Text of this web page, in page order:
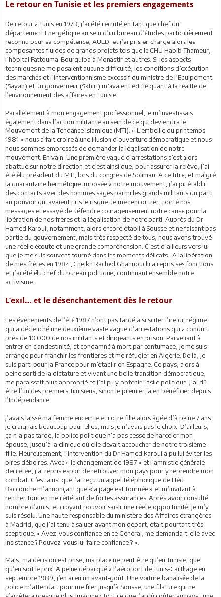
Le retour en Tunisie et les premiers engagements
De retour à Tunis en 1978, j’ai été recruté en tant que chef du
département Energétique au sein d’un bureau d’études particulièrement
reconnu pour sa compétence, AUED, et j’ai pris en charge alors les
composantes fluides de grands projets tels que le CHU Habib-Thameur,
l’hôpital Fattouma-Bourguiba à Monastir et autres. Si les aspects
techniques ne me posaient aucune difficulté, les conditions d’exécution
des marchés et l’interventionnisme excessif du ministre de l’Equipement
(Sayah) et du gouverneur (Skhiri) m’avaient édifié quant à la réalité de
l’environnement des affaires en Tunisie.
Parallèlement à mon engagement professionnel, je m’investissais
également dans l’action militante au sein de ce qui deviendra le
Mouvement de la Tendance Islamique (MTI). « L’embellie du printemps
1981 » nous a fait croire à une illusion d’ouverture démocratique et nous
nous sommes empressés de demander la légalisation de notre
mouvement. En vain. Une première vague d’arrestations s’est alors
abattue sur notre direction et c’est ainsi que, pour assurer la relève, j’ai
été élu président du MTI, lors du congrès de Soliman. A ce titre, et malgré
la quarantaine hermétique imposée à notre mouvement, j’ai pu établir
des contacts avec des hommes sages parmi les grands militants du parti
au pouvoir qui avaient pris le risque de me rencontrer, porté nos
messages et essayé de défendre courageusement notre cause pour la
libération de nos frères et la légalisation de notre parti. Auprès du Dr
Hamed Karoui, notamment, alors encore établi à Sousse et ne faisant pas
partie du gouvernement, mais très respecté de tous, nous avons trouvé
une réelle écoute et une grande compréhension. C’est d’ailleurs vers lui
que je me suis souvent tourné dans les moments délicats…A la libération
de mes frères en 1984, Cheikh Rached Ghannouchi a repris ses fonctions
et j’ai été élu chef du bureau politique, continuant ensemble notre
activisme.
L’exil… et le désenchantement dès le retour
Les évènements de l’été 1987 n’ont pas tardé à susciter l’ire du régime
qui a déclenché une deuxième vaste vague d’arrestations qui a conduit
près de 10 000 de nos militants et dirigeants en prison. Parvenant à
entrer en clandestinité, et condamné à mort par contumace, je me suis
arrangé pour franchir les frontières et me réfugier en Algérie. De là, je
suis parti pour la France pour m’établir en Espagne. Ce pays, alors à
peine sorti de la dictature et vivant une belle transition démocratique,
me paraissait plus approprié et j’ai pu y obtenir l’asile politique. J’ai dû
être l’un des premiers Tunisiens, sinon le premier, à en bénéficier depuis
l’Indépendance.
J’avais laissé ma femme enceinte et notre fille alors âgée d’à peine 7 ans.
Je craignais beaucoup pour elles, mais je n’avais pas le choix. D’ailleurs,
ça n’a pas tardé, la police politique n’a pas cessé de harceler mon
épouse, jusqu’à la clinique où elle devait accoucher de notre troisième
fille. Heureusement, l’intervention du Dr Hamed Karoui a pu lui éviter les
pires déboires. Avec « le changement de 1987 » et l’amnistie générale
décrétée, j’ai repris espoir de retrouver mon pays pour y reprendre mon
combat. C’est ainsi que j’ai reçu un appel téléphonique de Hédi
Baccouche m’annonçant que «la page est tournée » et m’invitant à
rentrer tout en me réitérant de fortes assurances. Après avoir consulté
nombre d’amis, et croyant pouvoir saisir une réelle opportunité, je m’y
suis résolu. Une haute responsable du ministère des Affaires étrangères
à Madrid, que j’ai tenu à saluer avant mon départ, était pourtant très
sceptique. « Avez-vous confiance en ce Général, me demanda-t-elle avec
insistance ? Pouvez-vous lui faire confiance ? ».
Mais, ma décision est prise, ma place ne peut être qu’en Tunisie, quel
qu’en soit le prix. A peine débarqué à l’aéroport de Tunis-Carthage en
septembre 1989, j’en ai eu un avant-goût. Une voiture banalisée de la
police m’attendait pour me filer jusqu’à Sousse, une filature qui ne